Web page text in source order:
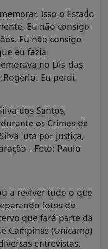
Isso o Estado
Eu não consigo
Eu não consigo
eu fazia
no Dia das
Eu perdi
dos Santos,
os Crimes de
luta por justiça,
- Foto: Paulo
a reviver tudo o que
fotos do
que fará parte da
Campinas (Unicamp)
entrevistas,